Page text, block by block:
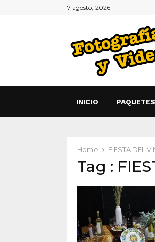
7 agosto, 2026
INICIO
Home FIESTA DEL
Tag :